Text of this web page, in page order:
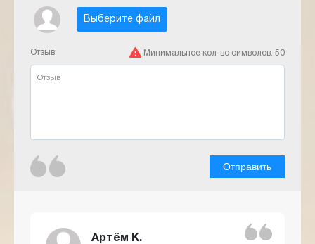
Выберите файл
Отзыв: Минимальное кол-во символов: 50
Отправить
Артём К.